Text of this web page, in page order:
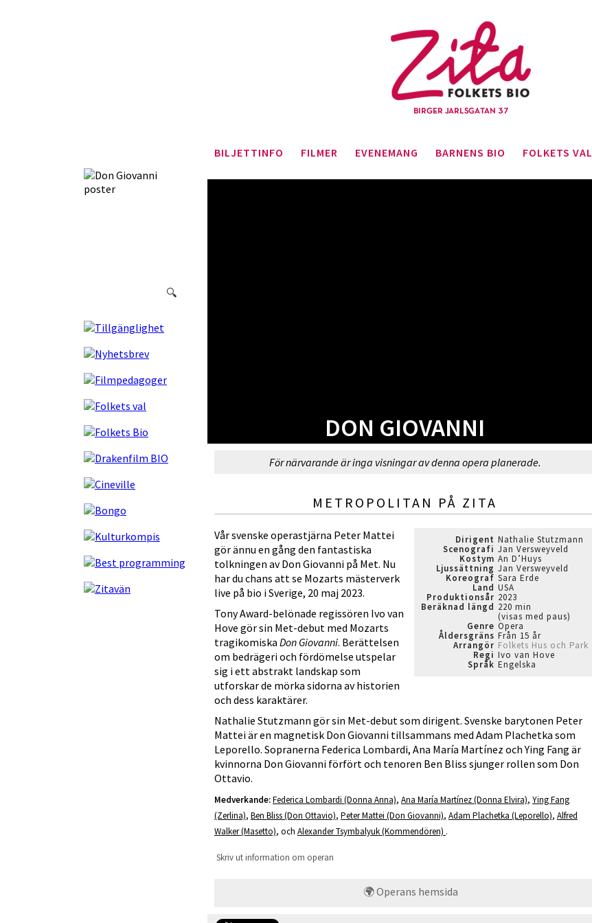
BILJETTINFO FILMER EVENEMANG BARNENS BIO FOLKETS VAL
🔍
DON GIOVANNI
För närvarande är inga visningar av denna opera planerade.
METROPOLITAN PÅ ZITA
Dirigent
Scenografi
Kostym
Ljussättning
Koreograf
Land
Produktionsår
Beräknad längd
Genre
Åldersgräns
Arrangör
Regi
Språk
Nathalie Stutzmann
Jan Versweyveld
An D’Huys
Jan Versweyveld
Sara Erde
USA
2023
220 min
(visas med paus)
Opera
Från 15 år
Folkets Hus och Park
Ivo van Hove
Engelska
Vår svenske operastjärna Peter Mattei
gör ännu en gång den fantastiska
tolkningen av Don Giovanni på Met. Nu
har du chans att se Mozarts mästerverk
live på bio i Sverige, 20 maj 2023.
Tony Award-belönade regissören Ivo van
Hove gör sin Met-debut med Mozarts
tragikomiska Don Giovanni. Berättelsen
om bedrägeri och fördömelse utspelar
sig i ett abstrakt landskap som
utforskar de mörka sidorna av historien
och dess karaktärer.
Nathalie Stutzmann gör sin Met-debut som dirigent. Svenske barytonen Peter
Mattei är en magnetisk Don Giovanni tillsammans med Adam Plachetka som
Leporello. Sopranerna Federica Lombardi, Ana María Martínez och Ying Fang är
kvinnorna Don Giovanni förfört och tenoren Ben Bliss sjunger rollen som Don
Ottavio.
Medverkande:Federica Lombardi (Donna Anna), Ana María Martínez (Donna Elvira), Ying Fang
(Zerlina), Ben Bliss (Don Ottavio), Peter Mattei (Don Giovanni), Adam Plachetka (Leporello), Alfred
Walker (Masetto), och Alexander Tsymbalyuk (Kommendören) .
Skriv ut information om operan
🌍 Operans hemsida